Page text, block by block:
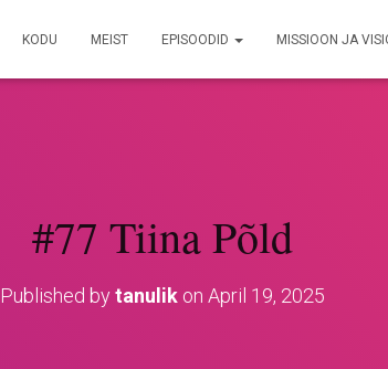
KODU MEIST EPISOODID MISSIOON JA
#77 Tiina Põld
Published bytanulikon April 19, 2025